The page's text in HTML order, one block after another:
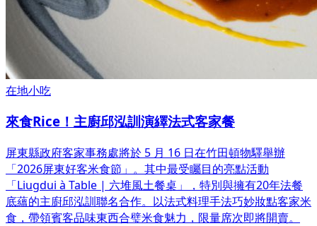
在地小吃
來食Rice！主廚邱泓訓演繹法式客家餐
屏東縣政府客家事務處將於 5 月 16 日在竹田頓物驛舉辦
「2026屏東好客米食節」。其中最受矚目的亮點活動
「Liugdui à Table | 六堆風土餐桌」，特別與擁有20年法餐
底蘊的主廚邱泓訓聯名合作。以法式料理手法巧妙妝點客家米
食，帶領賓客品味東西合璧米食魅力，限量席次即將開賣。